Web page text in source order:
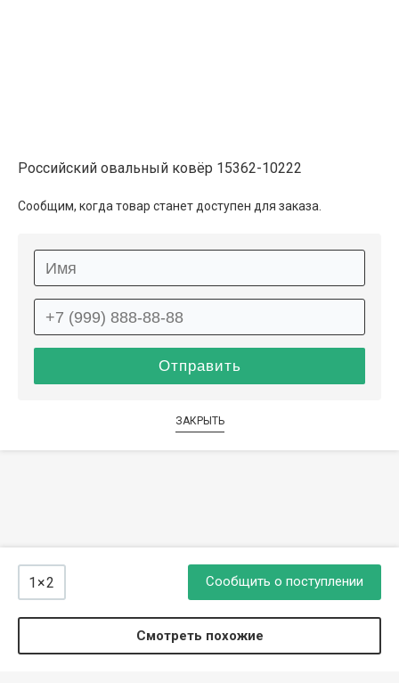
1×2 Сообщить о поступлении
Смотреть похожие
Российский овальный ковёр 15362-10222
Сообщим, когда товар станет доступен для заказа.
ЗАКРЫТЬ